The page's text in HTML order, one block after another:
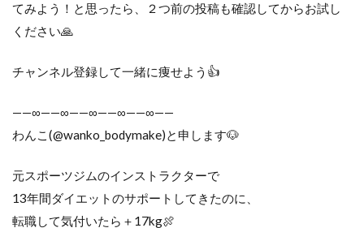
てみよう！と思ったら、２つ前の投稿も確認してからお試し
ください🙏
チャンネル登録して一緒に痩せよう👍
——∞——∞——∞——∞——∞——
わんこ(@wanko_bodymake)と申します🐶
元スポーツジムのインストラクターで
13年間ダイエットのサポートしてきたのに、
転職して気付いたら＋17kg🍖